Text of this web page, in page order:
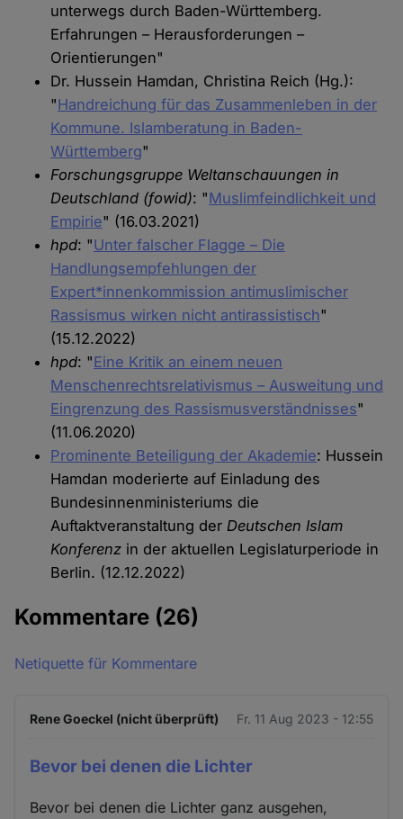
unterwegs durch Baden-Württemberg.
Erfahrungen – Herausforderungen –
Orientierungen"
Dr. Hussein Hamdan, Christina Reich (Hg.):
"Handreichung für das Zusammenleben in der
Kommune. Islamberatung in Baden-
Württemberg"
Forschungsgruppe Weltanschauungen in
Deutschland (fowid): "Muslimfeindlichkeit und
Empirie" (16.03.2021)
hpd: "Unter falscher Flagge – Die
Handlungsempfehlungen der
Expert*innenkommission antimuslimischer
Rassismus wirken nicht antirassistisch"
(15.12.2022)
hpd: "Eine Kritik an einem neuen
Menschenrechtsrelativismus – Ausweitung und
Eingrenzung des Rassismusverständnisses"
(11.06.2020)
Prominente Beteiligung der Akademie: Hussein
Hamdan moderierte auf Einladung des
Bundesinnenministeriums die
Auftaktveranstaltung der Deutschen Islam
Konferenz in der aktuellen Legislaturperiode in
Berlin. (12.12.2022)
Kommentare (26)
Netiquette für Kommentare
Rene Goeckel (nicht überprüft) Fr. 11 Aug 2023 - 12:55
Bevor bei denen die Lichter
Bevor bei denen die Lichter ganz ausgehen,